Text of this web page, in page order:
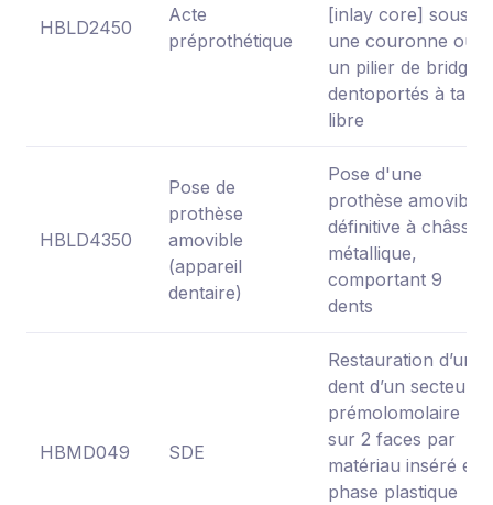
HBLD2450
Acte
préprothétique
[inlay core] sous
une couronne ou
un pilier de bridge
dentoportés à tarif
libre
HBLD4350
Pose de
prothèse
amovible
(appareil
dentaire)
Pose d'une
prothèse amovible
définitive à châssis
métallique,
comportant 9
dents
HBMD049 SDE
Restauration d’une
dent d’un secteur
prémolomolaire
sur 2 faces par
matériau inséré en
phase plastique